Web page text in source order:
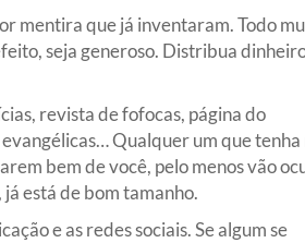
mentira que já inventaram. Todo
seja generoso. Distribua
revista de fofocas, página do
Qualquer um que tenha
bem de você, pelo menos vão
está de bom tamanho.
e as redes sociais. Se algum se